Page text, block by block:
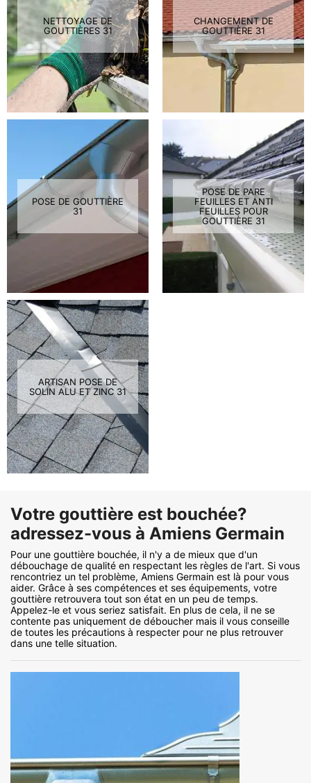
NETTOYAGE DE
GOUTTIÈRES 31
CHANGEMENT DE
GOUTTIÈRE 31
POSE DE GOUTTIÈRE
31
POSE DE PARE
FEUILLES ET ANTI
FEUILLES POUR
GOUTTIÈRE 31
ARTISAN POSE DE
SOLIN ALU ET ZINC 31
Votre gouttière est bouchée?
adressez-vous à Amiens Germain
Pour une gouttière bouchée, il n'y a de mieux que d'un
débouchage de qualité en respectant les règles de l'art. Si vous
rencontriez un tel problème, Amiens Germain est là pour vous
aider. Grâce à ses compétences et ses équipements, votre
gouttière retrouvera tout son état en un peu de temps.
Appelez-le et vous seriez satisfait. En plus de cela, il ne se
contente pas uniquement de déboucher mais il vous conseille
de toutes les précautions à respecter pour ne plus retrouver
dans une telle situation.